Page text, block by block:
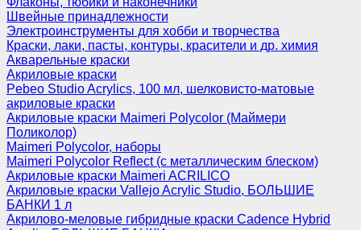
Швейные принадлежности
Электроинструменты для хобби и творчества
Краски, лаки, пасты, контуры, красители и др. химия
Акварельные краски
Акриловые краски
Pebeo Studio Acrylics, 100 мл, шелковисто-матовые
акриловые краски
Акриловые краски Maimeri Polycolor (Маймери
Поликолор)
Maimeri Polycolor, наборы
Maimeri Polycolor Reflect (с металлическим блеском)
Акриловые краски Maimeri ACRILICO
Акриловые краски Vallejo Acrylic Studio, БОЛЬШИЕ
БАНКИ 1 л
Акрилово-меловые гибридные краски Cadence Hybrid